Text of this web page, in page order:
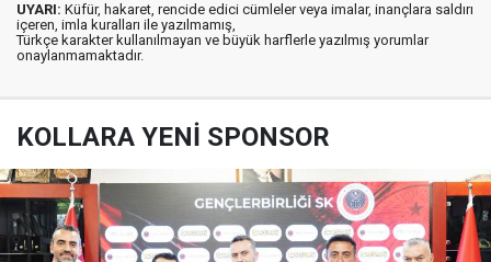
UYARI: Küfür, hakaret, rencide edici cümleler veya imalar, inançlara saldırı
içeren, imla kuralları ile yazılmamış,
Türkçe karakter kullanılmayan ve büyük harflerle yazılmış yorumlar
onaylanmamaktadır.
KOLLARA YENİ SPONSOR